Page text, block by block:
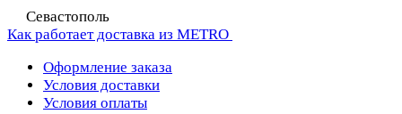
Севастополь
Как работает доставка из METRO
Оформление заказа
Условия доставки
Условия оплаты